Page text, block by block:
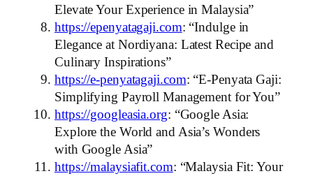
Elevate Your Experience in Malaysia”
https://epenyatagaji.com: “Indulge in
Elegance at Nordiyana: Latest Recipe and
Culinary Inspirations”
https://e-penyatagaji.com: “E-Penyata Gaji:
Simplifying Payroll Management for You”
https://googleasia.org: “Google Asia:
Explore the World and Asia’s Wonders
with Google Asia”
https://malaysiafit.com: “Malaysia Fit: Your